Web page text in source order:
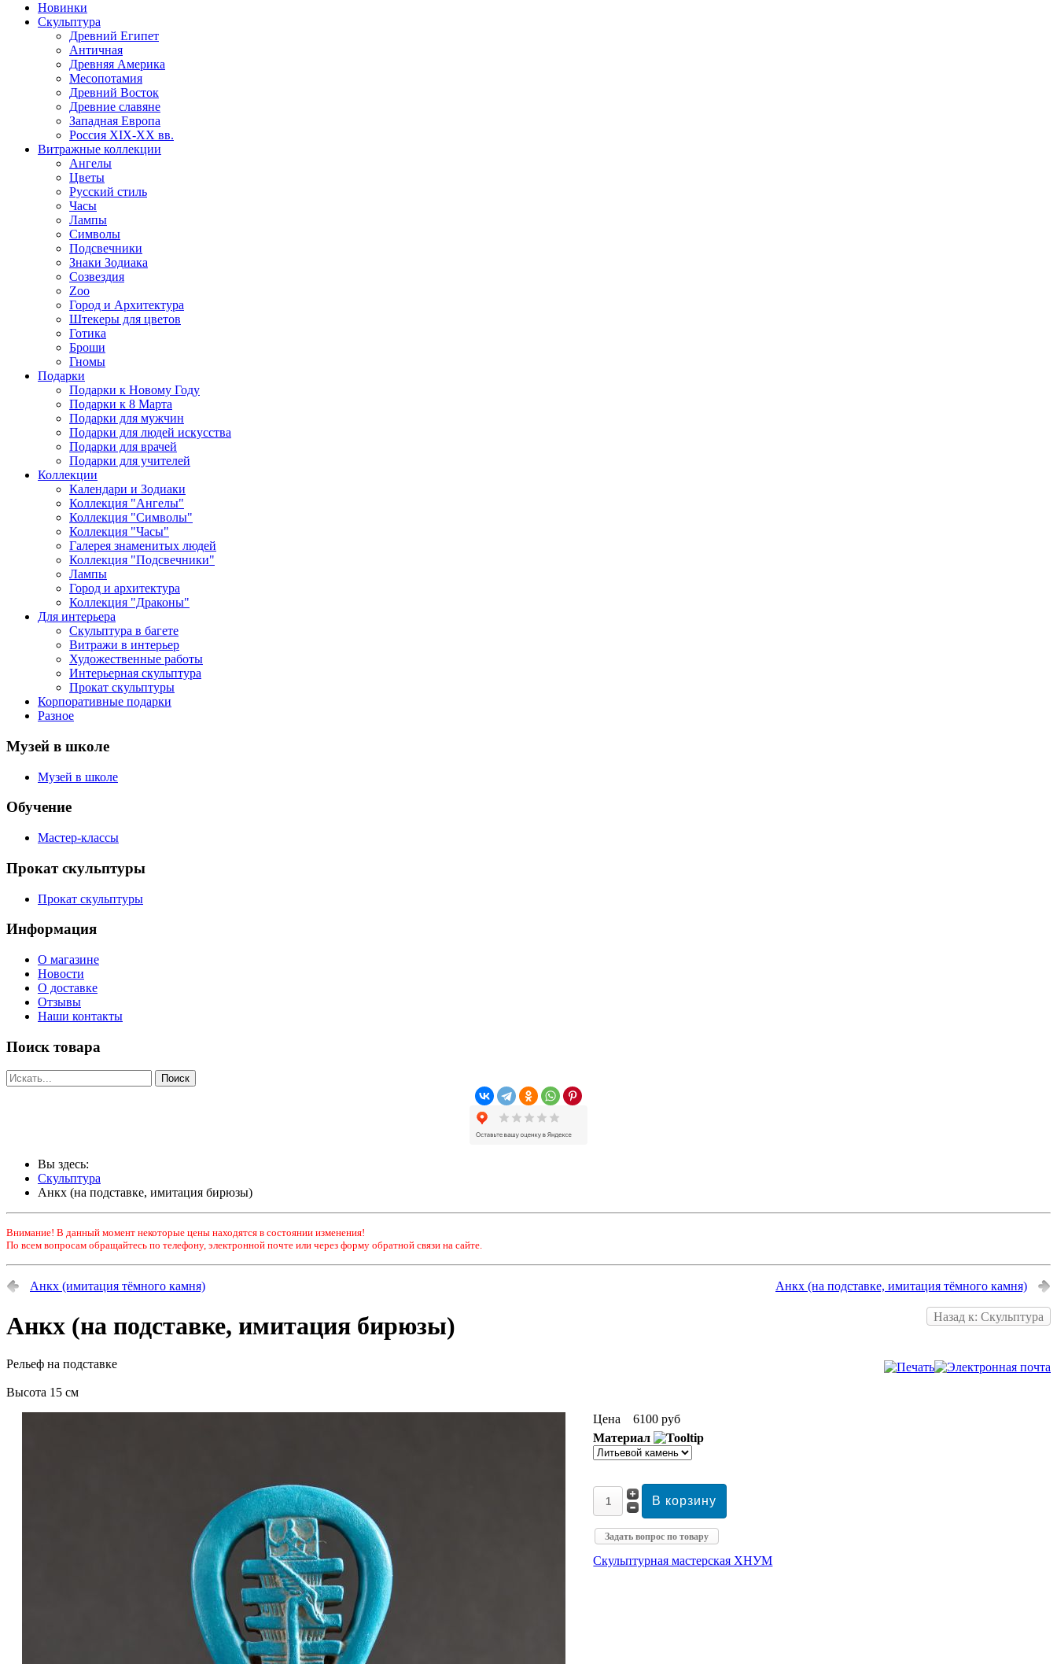
Новинки
Скульптура
Древний Египет
Античная
Древняя Америка
Месопотамия
Древний Восток
Древние славяне
Западная Европа
Россия XIX-XX вв.
Витражные коллекции
Ангелы
Цветы
Русский стиль
Часы
Лампы
Символы
Подсвечники
Знаки Зодиака
Созвездия
Zoo
Город и Архитектура
Штекеры для цветов
Готика
Броши
Гномы
Подарки
Подарки к Новому Году
Подарки к 8 Марта
Подарки для мужчин
Подарки для людей искусства
Подарки для врачей
Подарки для учителей
Коллекции
Календари и Зодиаки
Коллекция "Ангелы"
Коллекция "Символы"
Коллекция "Часы"
Галерея знаменитых людей
Коллекция "Подсвечники"
Лампы
Город и архитектура
Коллекция "Драконы"
Для интерьера
Скульптура в багете
Витражи в интерьер
Художественные работы
Интерьерная скульптура
Прокат скульптуры
Корпоративные подарки
Разное
Музей в школе
Музей в школе
Обучение
Мастер-классы
Прокат скульптуры
Прокат скульптуры
Информация
О магазине
Новости
О доставке
Отзывы
Наши контакты
Поиск товара
Вы здесь:
Скульптура
Анкх (на подставке, имитация бирюзы)
Внимание! В данный момент некоторые цены находятся в состоянии изменения!
По всем вопросам обращайтесь по телефону, электронной почте или через форму обратной связи на сайте.
Анкх (имитация тёмного камня) Анкх (на подставке, имитация тёмного камня)
Назад к: Скульптура
Анкх (на подставке, имитация бирюзы)
Рельеф на подставке
Высота 15 см
Цена
6100 руб
Материал
Задать вопрос по товару
Скульптурная мастерская ХНУМ